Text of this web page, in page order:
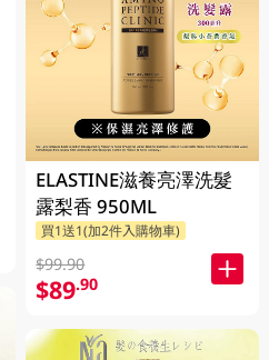
ELASTINE滋養亮澤洗髮
露梨香 950ML
買1送1(加2件入購物車)
$99.90
$89.90